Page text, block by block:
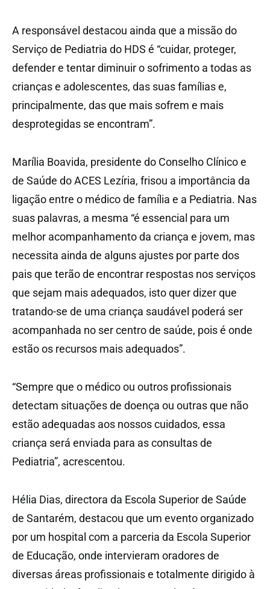
A responsável destacou ainda que a missão do
Serviço de Pediatria do HDS é “cuidar, proteger,
defender e tentar diminuir o sofrimento a todas as
crianças e adolescentes, das suas famílias e,
principalmente, das que mais sofrem e mais
desprotegidas se encontram”.
Marília Boavida, presidente do Conselho Clínico e
de Saúde do ACES Lezíria, frisou a importância da
ligação entre o médico de família e a Pediatria. Nas
suas palavras, a mesma “é essencial para um
melhor acompanhamento da criança e jovem, mas
necessita ainda de alguns ajustes por parte dos
pais que terão de encontrar respostas nos serviços
que sejam mais adequados, isto quer dizer que
tratando-se de uma criança saudável poderá ser
acompanhada no ser centro de saúde, pois é onde
estão os recursos mais adequados”.
“Sempre que o médico ou outros profissionais
detectam situações de doença ou outras que não
estão adequadas aos nossos cuidados, essa
criança será enviada para as consultas de
Pediatria”, acrescentou.
Hélia Dias, directora da Escola Superior de Saúde
de Santarém, destacou que um evento organizado
por um hospital com a parceria da Escola Superior
de Educação, onde intervieram oradores de
diversas áreas profissionais e totalmente dirigido à